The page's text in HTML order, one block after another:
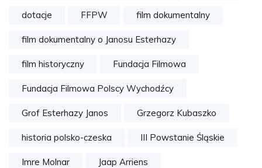
dotacje FFPW film dokumentalny
film dokumentalny o Janosu Esterhazy
film historyczny Fundacja Filmowa
Fundacja Filmowa Polscy Wychodźcy
Grof Esterhazy Janos Grzegorz Kubaszko
historia polsko-czeska III Powstanie Śląskie
Imre Molnar Jaap Arriens